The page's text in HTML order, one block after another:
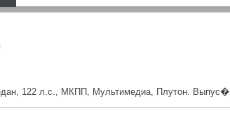
122 л.с., МКПП, Мультимедиа, Плутон. Выпус�